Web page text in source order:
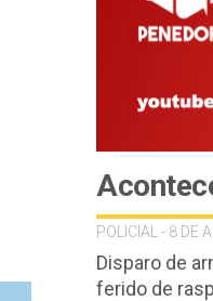
POLICIAL - 8 DE
Disparo de
ferido de